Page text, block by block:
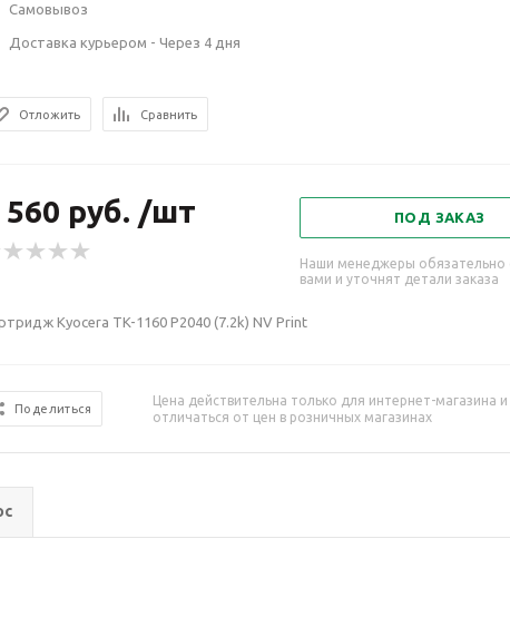
Самовывоз
Доставка курьером - Через 4 дня
Отложить Сравнить
560 руб. /шт ПОД ЗАКАЗ
Наши менеджеры обязательно
вами и уточнят детали заказа
Kyocera TK-1160 P2040 (7.2k) NV Print
Поделиться
Цена действительна только для интернет-магазина
отличаться от цен в розничных магазинах